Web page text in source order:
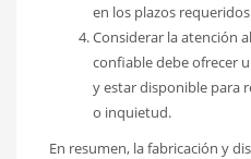
en los plazos
Considerar la atención
confiable debe ofrecer
y estar disponible para
o inquietud.
En resumen, la fabricación y